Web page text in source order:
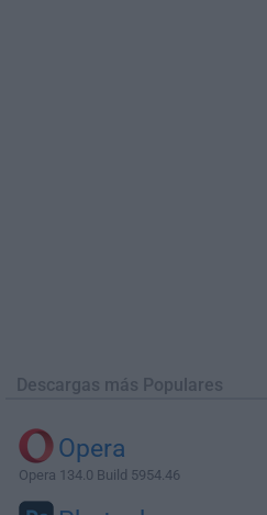
Descargas más Populares
Opera
Opera 134.0 Build 5954.46